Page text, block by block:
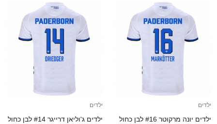
ילדים
ילדים יונה מרקוטר #16 לבן כחול
ילדים
ילדים ג'וליאן דרייגר #14 לבן כחול